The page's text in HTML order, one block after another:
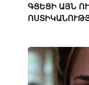
ԳՑԵՑԻ ԱՅՆ